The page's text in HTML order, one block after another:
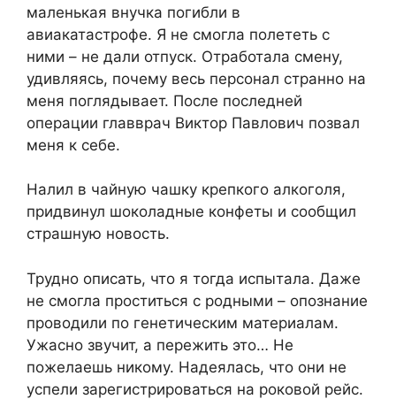
маленькая внучка погибли в
авиакатастрофе. Я не смогла полететь с
ними – не дали отпуск. Отработала смену,
удивляясь, почему весь персонал странно на
меня поглядывает. После последней
операции главврач Виктор Павлович позвал
меня к себе.
Налил в чайную чашку крепкого алкоголя,
придвинул шоколадные конфеты и сообщил
страшную новость.
Трудно описать, что я тогда испытала. Даже
не смогла проститься с родными – опознание
проводили по генетическим материалам.
Ужасно звучит, а пережить это… Не
пожелаешь никому. Надеялась, что они не
успели зарегистрироваться на роковой рейс.